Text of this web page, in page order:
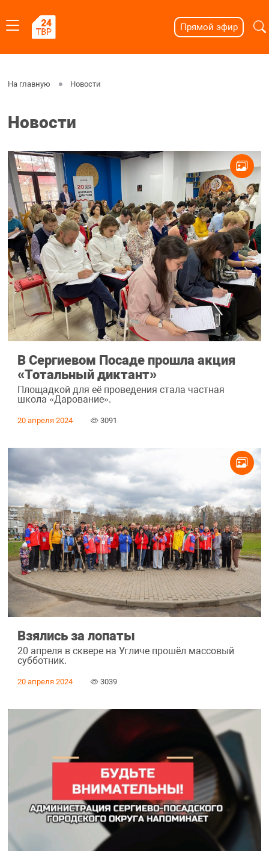
Прямой эфир
На главную Новости
Новости
В Сергиевом Посаде прошла акция
«Тотальный диктант»
Площадкой для её проведения стала частная
школа «Дарование».
20 апреля 2024 3091
Взялись за лопаты
20 апреля в сквере на Угличе прошёл массовый
субботник.
20 апреля 2024 3039